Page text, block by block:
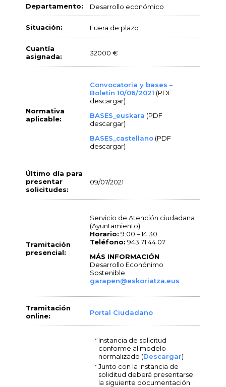
Departamento: Desarrollo económico
Situación: Fuera de plazo
Cuantía
asignada:
32000 €
Normativa
aplicable:
Convocatoria y bases –
Boletin 10/06/2021 (PDF
descargar)
BASES_euskara (PDF
descargar)
BASES_castellano (PDF
descargar)
Último día para
presentar
solicitudes:
09/07/2021
Tramitación
presencial:
Servicio de Atención ciudadana
(Ayuntamiento)
Horario: 9:00 – 14:30
Teléfono: 943 71 44 07
MÁS INFORMACIÓN
Desarrollo Econónimo
Sostenible
garapen@eskoriatza.eus
Tramitación
online:
Portal Ciudadano
Instancia de solicitud
conforme al modelo
normalizado (Descargar)
Junto con la instancia de
soliditud deberá presentarse
la siguiente documentación: